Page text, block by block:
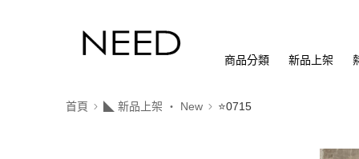
商品分類 新品上架
首頁 ◣ 新品上架 ‧ New ⭐0715